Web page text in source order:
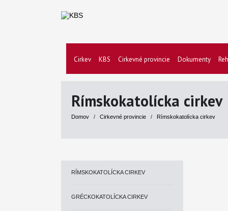
Cirkev KBS Cirkevné provincie Dokumenty
Rímskokatolícka cirkev
Domov / Cirkevné provincie / Rímskokatolícka cirkev
RÍMSKOKATOLÍCKA CIRKEV
GRÉCKOKATOLÍCKA CIRKEV